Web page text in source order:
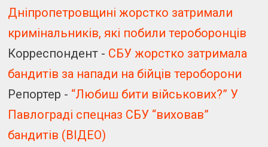
Дніпропетровщині жорстко затримали
кримінальників, які побили тероборонців
Корреспондент - СБУ жорстко затримала
бандитів за напади на бійців тероборони
Репортер - “Любиш бити військових?” У
Павлограді спецназ СБУ “виховав”
бандитів (ВІДЕО)